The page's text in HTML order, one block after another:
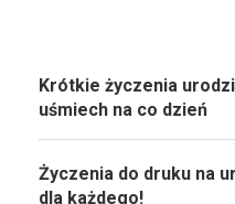
Krótkie życzenia
uśmiech na co dzień
Życzenia do druku na
dla każdego!